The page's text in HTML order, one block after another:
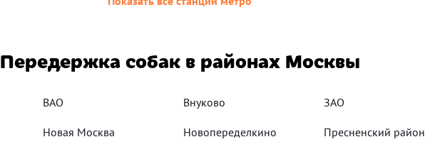
Передержка собак в районах Москвы
ВАО Внуково ЗАО
Новая Москва Новопеределкино Пресненский район